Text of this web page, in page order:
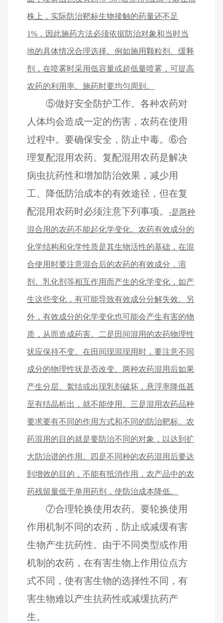
株上，实际防治靶标生物接触的药量还不足
1%，因此施药方法必须依据防治对象和当时当
地的具体情况合理选择。例如施用颗粒剂、缓释
剂，在喷雾时采用低容量或超低量喷雾，可提高
农药的利用率。施药时要均匀周到。
⑤做好安全防护工作。各种农药对
人体均会造成一定的伤害，农药在使用
过程中。要确保安全，防止中毒。⑥合
理复配混用农药。复配混用农药是解决
病虫抗药性和增加防治效果，减少用
工、降低防治成本的有效途径，但在复
配混用农药时必须注意下列事项。-是两种
混合用的农药不能起化学变化。农药有效成分的
化学结构和化学性质是其生物活性的基础，在混
合使用时要注意混合后的农药的有效成分，溶
剂、乳化剂等相互作用而产生的化学变化，如产
生这些变化，有可能导致有效成分分解失效。另
外，有效成分的化学变化也可能会产生有害的物
质，从而造成药害。二是田间混用的农药物理性
状应保持不变。在田间现混现用时，要注意不同
成分的物理性状是否改变。两种农药混用后如果
产生分层、絮结或出现乳剂破坏，悬浮率降低甚
至有结晶析出，就不能使用。三是混用农药品种
要求要有不同的作用方式和不同的防治靶标。农
药混用的目的就是要防治不同的对象，以达到扩
大防治谱的作用。四是不同种的农药混用后要达
到增效的目的，不能有抵消作用，农产品中的农
药残留量低于单用药剂，使防治成本降低。
⑦合理轮换使用农药。要轮换使用
作用机制不同的农药，防止或减缓有害
生物产生抗药性。由于不同类型或作用
机制的农药，在有害生物上作用位点方
式不同，使有害生物的选择性不同，有
害生物难以产生抗药性或减缓抗药产
生。